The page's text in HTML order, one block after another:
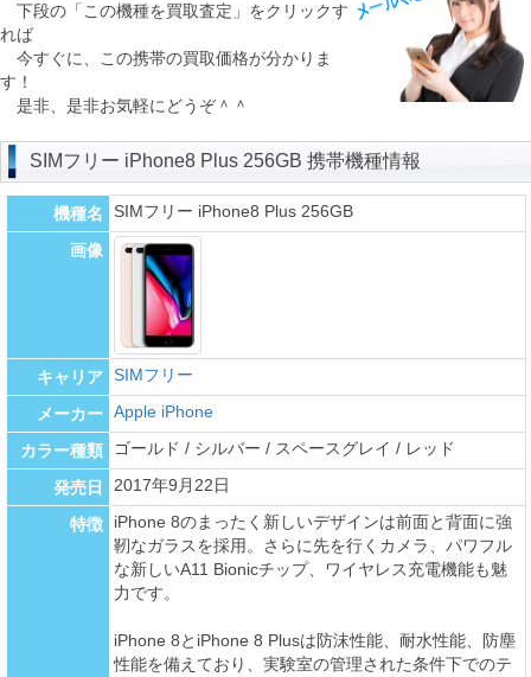
下段の「この機種を買取査定」をクリックす
れば
今すぐに、この携帯の買取価格が分かりま
す！
是非、是非お気軽にどうぞ＾＾
SIMフリー iPhone8 Plus 256GB 携帯機種情報
機種名 SIMフリー iPhone8 Plus 256GB
画像
キャリア SIMフリー
メーカー Apple iPhone
カラー種類 ゴールド / シルバー / スペースグレイ / レッド
発売日 2017年9月22日
特徴
iPhone 8のまったく新しいデザインは前面と背面に強
靭なガラスを採用。さらに先を行くカメラ、パワフル
な新しいA11 Bionicチップ、ワイヤレス充電機能も魅
力です。
iPhone 8とiPhone 8 Plusは防沫性能、耐水性能、防塵
性能を備えており、実験室の管理された条件下でのテ